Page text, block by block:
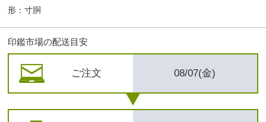
形：寸胴
印鑑市場の配送目安
ご注文 08/07(金)